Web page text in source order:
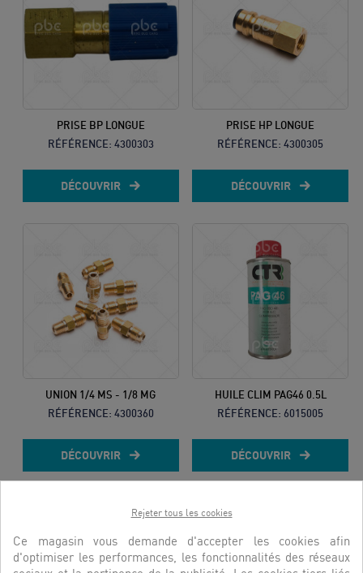
PRISE BP LONGUE
RÉFÉRENCE: 4300303
DÉCOUVRIR
PRISE HP LONGUE
RÉFÉRENCE: 4300305
DÉCOUVRIR
UNION 1/4 MS - 1/8 MG
RÉFÉRENCE: 4300360
DÉCOUVRIR
HUILE CLIM PAG46 0.5L
RÉFÉRENCE: 6015005
DÉCOUVRIR
Rejeter tous les cookies
Ce magasin vous demande d'accepter les cookies afin
d'optimiser les performances, les fonctionnalités des réseaux